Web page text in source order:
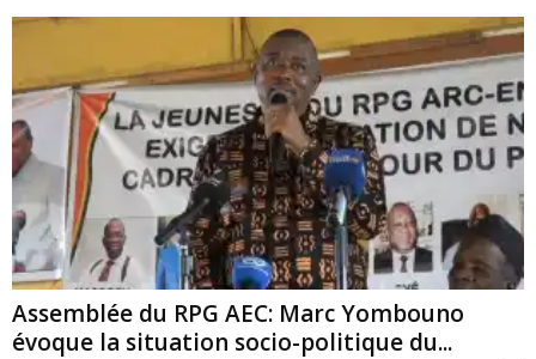
Assemblée du RPG AEC: Marc Yombouno
évoque la situation socio-politique du...